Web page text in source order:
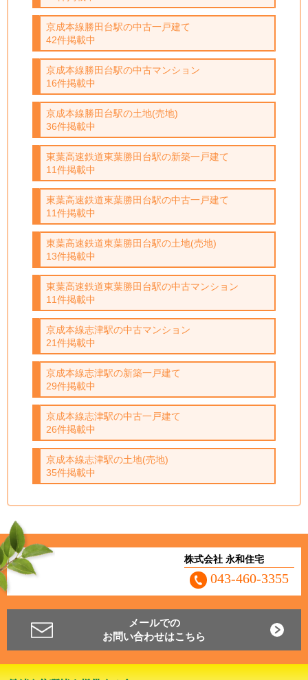
京成本線勝田台駅の中古一戸建て
42件掲載中
京成本線勝田台駅の中古マンション
16件掲載中
京成本線勝田台駅の土地(売地)
36件掲載中
東葉高速鉄道東葉勝田台駅の新築一戸建て
11件掲載中
東葉高速鉄道東葉勝田台駅の中古一戸建て
11件掲載中
東葉高速鉄道東葉勝田台駅の土地(売地)
13件掲載中
東葉高速鉄道東葉勝田台駅の中古マンション
11件掲載中
京成本線志津駅の中古マンション
21件掲載中
京成本線志津駅の新築一戸建て
29件掲載中
京成本線志津駅の中古一戸建て
26件掲載中
京成本線志津駅の土地(売地)
35件掲載中
株式会社 永和住宅
043-460-3355
メールでの
お問い合わせはこちら